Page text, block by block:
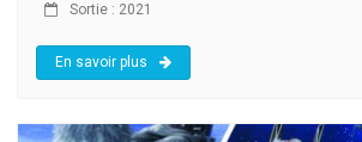
Sortie : 2021
En savoir plus